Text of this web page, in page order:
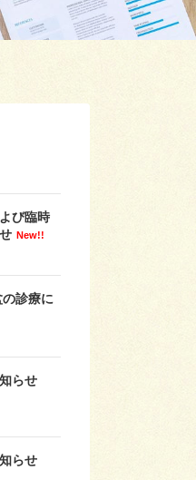
び臨時
New!!
診療に
らせ
らせ